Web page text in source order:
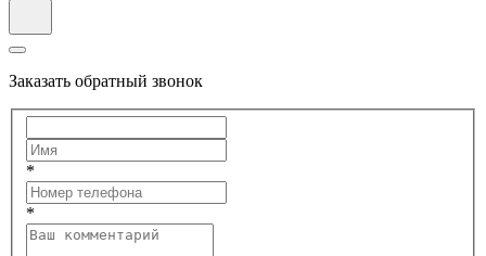
Заказать обратный звонок
*
*